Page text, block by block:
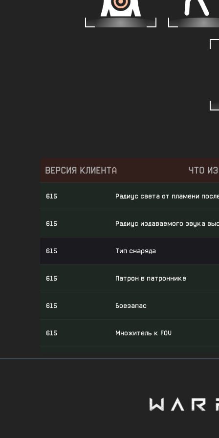
ВЕРСИЯ КЛИЕНТА ЧТО
615 Радиус света от пламени
615 Радиус издаваемого звука
615 Тип снаряда
615 Патрон в патроннике
615 Боезапас
615 Множитель к FOV
615 Множитель к FOV: В прицеле